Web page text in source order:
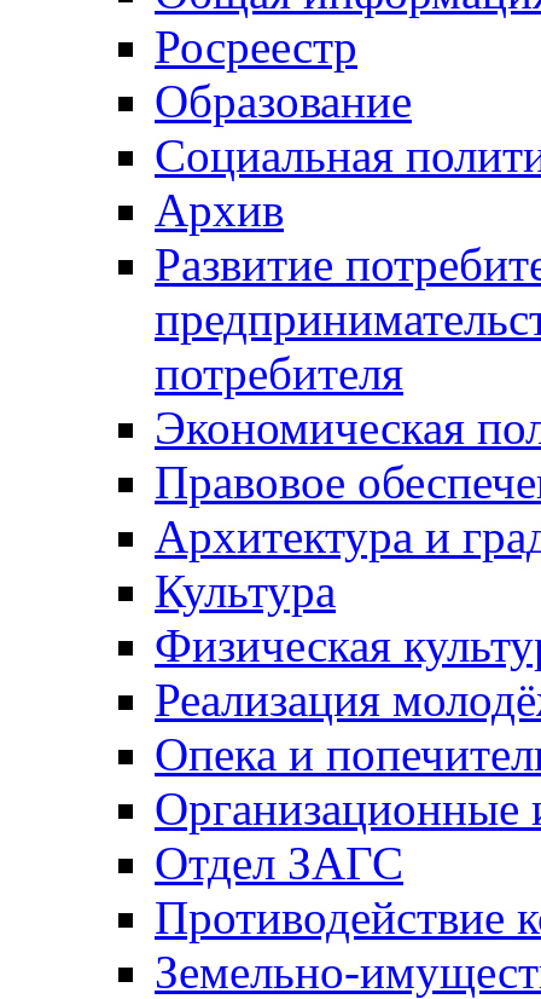
Росреестр
Образование
Социальная
Архив
Развитие
потребителя
Экономическая
Правовое
Архитектура и
Культура
Физическая
Реализация
Опека и
Отдел ЗАГС
Противодействие
Земельно-